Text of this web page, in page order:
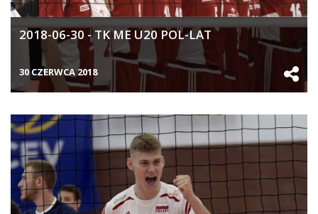
2018-06-30 - TK ME U20 POL-LAT
30 CZERWCA 2018